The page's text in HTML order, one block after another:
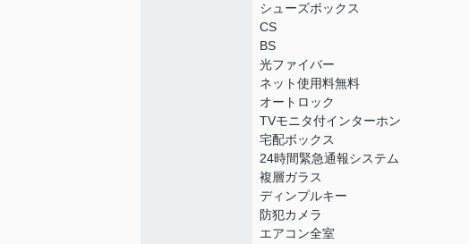
シューズボックス
CS
BS
光ファイバー
ネット使用料無料
オートロック
TVモニタ付インターホン
宅配ボックス
24時間緊急通報システム
複層ガラス
ディンプルキー
防犯カメラ
エアコン全室